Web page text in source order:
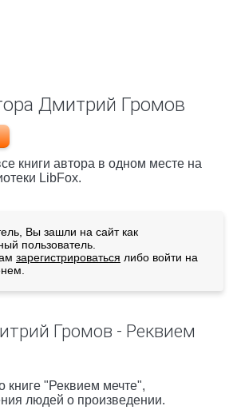
Дмитрий Громов
книги автора в одном месте на
LibFox.
Вы зашли на сайт как
пользователь.
зарегистрироваться либо войти на
Громов - Реквием
книге "Реквием мечте",
людей о произведении.